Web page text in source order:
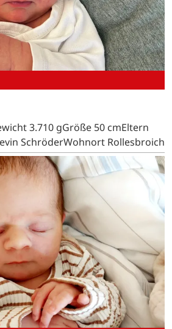
3.710 gGröße 50 cmEltern
SchröderWohnort Rollesbroich